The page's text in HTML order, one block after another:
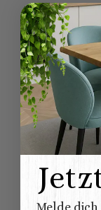
Auszieh-
UVP:
1.141,00
877,00 €
Melde